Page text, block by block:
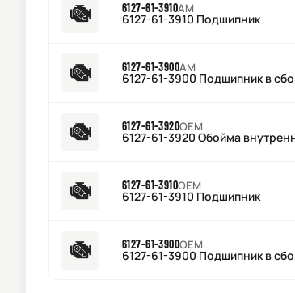
6127-61-3910AM
6127-61-3910 Подшипник
6127-61-3900AM
6127-61-3900 Подшипник в
6127-61-3920OEM
6127-61-3920 Обойма
6127-61-3910OEM
6127-61-3910 Подшипник
6127-61-3900OEM
6127-61-3900 Подшипник в